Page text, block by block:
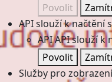
Povolit
API slouží k načtění
APIAPI slouží k
Povolit
Služby pro